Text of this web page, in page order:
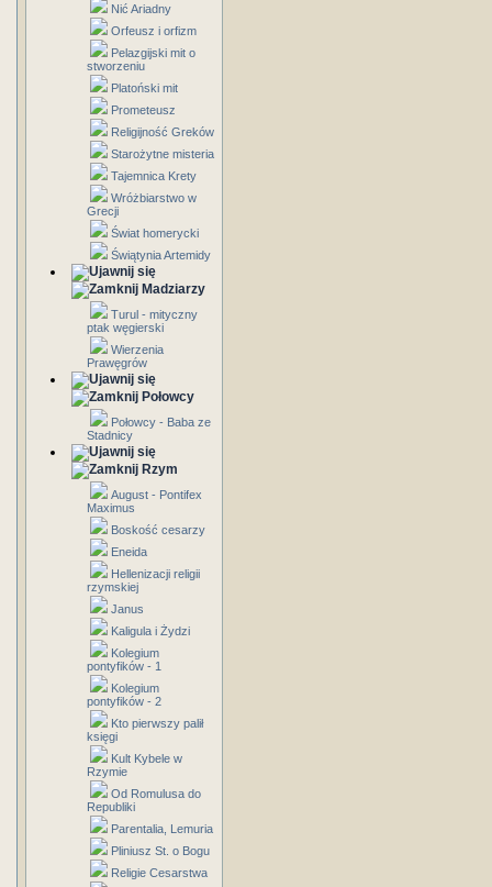
Nić Ariadny
Orfeusz i orfizm
Pelazgijski mit o
stworzeniu
Platoński mit
Prometeusz
Religijność Greków
Starożytne misteria
Tajemnica Krety
Wróżbiarstwo w
Grecji
Świat homerycki
Świątynia Artemidy
Madziarzy
Turul - mityczny
ptak węgierski
Wierzenia
Prawęgrów
Połowcy
Połowcy - Baba ze
Stadnicy
Rzym
August - Pontifex
Maximus
Boskość cesarzy
Eneida
Hellenizacji religii
rzymskiej
Janus
Kaligula i Żydzi
Kolegium
pontyfików - 1
Kolegium
pontyfików - 2
Kto pierwszy palił
księgi
Kult Kybele w
Rzymie
Od Romulusa do
Republiki
Parentalia, Lemuria
Pliniusz St. o Bogu
Religie Cesarstwa